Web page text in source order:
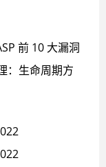
前 10 大漏洞
：生命周期方